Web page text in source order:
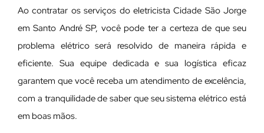
Ao contratar os serviços do eletricista Cidade São Jorge
em Santo André SP, você pode ter a certeza de que seu
problema elétrico será resolvido de maneira rápida e
eficiente. Sua equipe dedicada e sua logística eficaz
garantem que você receba um atendimento de excelência,
com a tranquilidade de saber que seu sistema elétrico está
em boas mãos.